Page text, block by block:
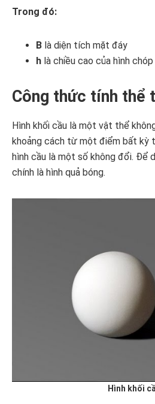
Trong đó:
B là diện tích mặt đáy
h là chiều cao của hình chóp
Công thức tính thể
Hình khối cầu là một vật thể
khoảng cách từ một điểm bất kỳ
hình cầu là một số không đổi. Để
chính là hình quả bóng.
Hình khối